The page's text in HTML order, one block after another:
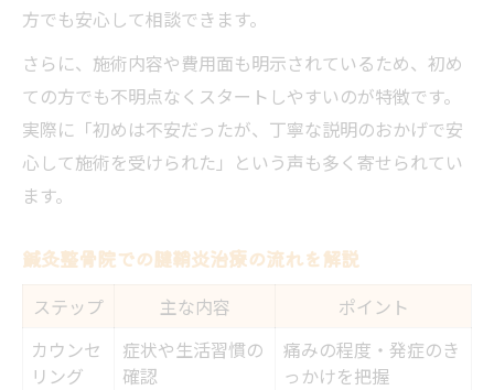
方でも安心して相談できます。
さらに、施術内容や費用面も明示されているため、初め
ての方でも不明点なくスタートしやすいのが特徴です。
実際に「初めは不安だったが、丁寧な説明のおかげで安
心して施術を受けられた」という声も多く寄せられてい
ます。
鍼灸整骨院での腱鞘炎治療の流れを解説
ステップ 主な内容
ポイント
カウンセ
リング
症状や生活習慣の
確認
痛みの程度・発症のき
っかけを把握